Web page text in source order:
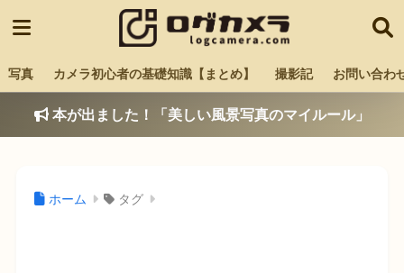
写真 カメラ初心者の基礎知識【まとめ】 撮影記 お問い合わ
本が出ました！「美しい風景写真のマイルール」
ホーム タグ